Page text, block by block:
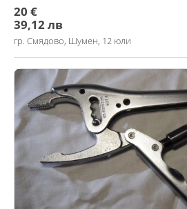
20 €
39,12 лв
гр. Смядово, Шумен, 12 юли